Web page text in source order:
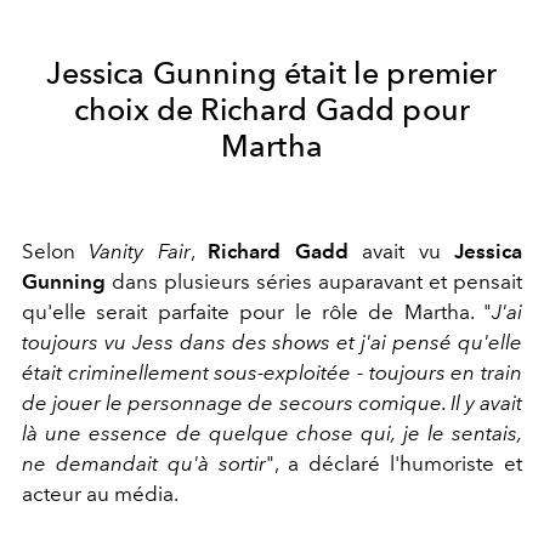
Jessica Gunning était le premier
choix de Richard Gadd pour
Martha
Selon Vanity Fair, Richard Gadd avait vuJessica
Gunning dans plusieurs séries auparavant et pensait
qu'elle serait parfaite pour le rôle de Martha. "J'ai
toujours vu Jess dans des shows et j'ai pensé qu'elle
était criminellement sous-exploitée - toujours en train
de jouer le personnage de secours comique. Il y avait
là une essence de quelque chose qui, je le sentais,
ne demandait qu'à sortir", a déclaré l'humoriste et
acteur au média.